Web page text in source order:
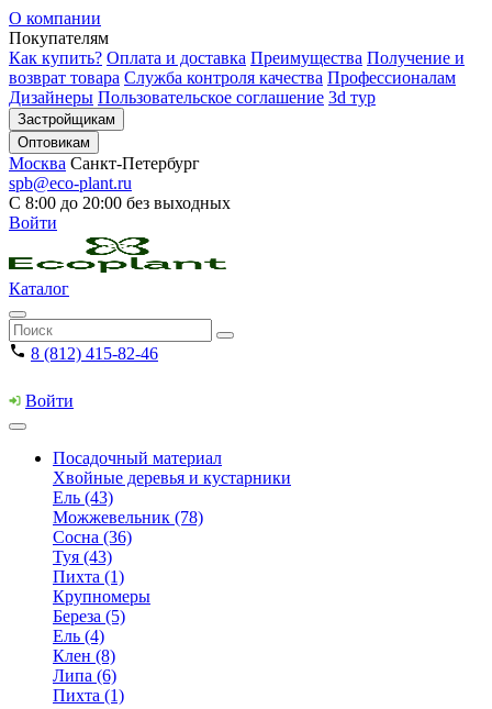
О компании
Покупателям
Как купить? Оплата и доставка Преимущества Получение и
возврат товара Служба контроля качества Профессионалам
Дизайнеры Пользовательское соглашение 3d тур
Застройщикам
Оптовикам
Москва Санкт-Петербург
spb@eco-plant.ru
С 8:00 до 20:00 без выходных
Войти
Каталог
8 (812) 415-82-46
Войти
Посадочный материал
Хвойные деревья и кустарники
Ель (43)
Можжевельник (78)
Сосна (36)
Туя (43)
Пихта (1)
Крупномеры
Береза (5)
Ель (4)
Клен (8)
Липа (6)
Пихта (1)